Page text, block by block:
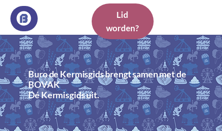
Lid
worden?
Buro de Kermisgids brengt samen met de
BOVAK
Dé Kermisgids uit.